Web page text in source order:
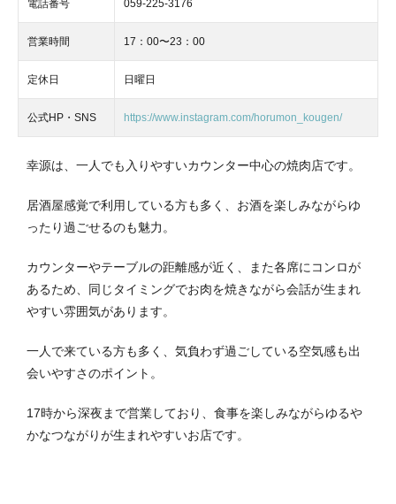
電話番号 059-225-3176
営業時間 17：00〜23：00
定休日 日曜日
公式HP・SNS https://www.instagram.com/horumon_kougen/
幸源は、一人でも入りやすいカウンター中心の焼肉店です。
居酒屋感覚で利用している方も多く、お酒を楽しみながらゆ
ったり過ごせるのも魅力。
カウンターやテーブルの距離感が近く、また各席にコンロが
あるため、同じタイミングでお肉を焼きながら会話が生まれ
やすい雰囲気があります。
一人で来ている方も多く、気負わず過ごしている空気感も出
会いやすさのポイント。
17時から深夜まで営業しており、食事を楽しみながらゆるや
かなつながりが生まれやすいお店です。